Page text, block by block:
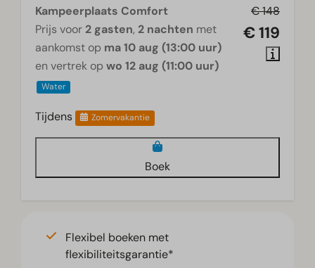
€ 148
€ 119
Kampeerplaats Comfort
Prijs voor 2 gasten, 2 nachten met
aankomst op ma 10 aug (13:00 uur)
en vertrek op wo 12 aug (11:00 uur)
Water
Tijdens Zomervakantie
Boek
Flexibel boeken met
flexibiliteitsgarantie*